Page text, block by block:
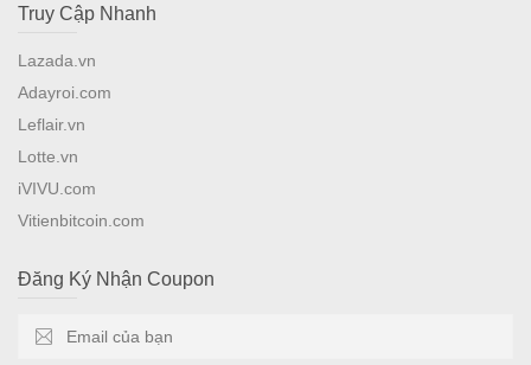
Truy Cập Nhanh
Lazada.vn
Adayroi.com
Leflair.vn
Lotte.vn
iVIVU.com
Vitienbitcoin.com
Đăng Ký Nhận Coupon